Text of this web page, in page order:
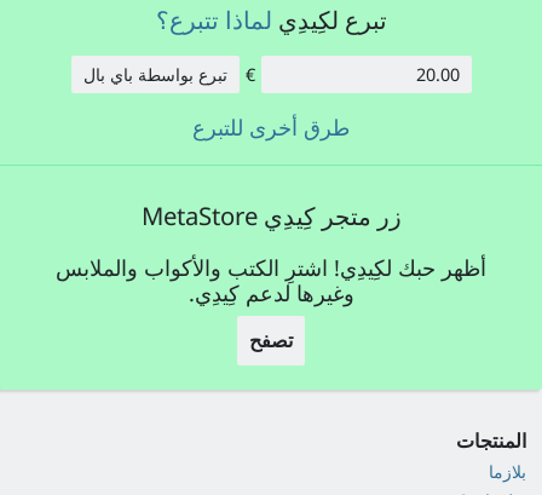
تبرع لكِيدِي لماذا تتبرع؟
الكمية:
€ تبرع بواسطة باي بال
طرق أخرى للتبرع
زر متجر كِيدِي MetaStore
أظهر حبك لكِيدِي! اشترِ الكتب والأكواب والملابس
وغيرها لدعم كِيدِي.
تصفح
المنتجات
بلازما